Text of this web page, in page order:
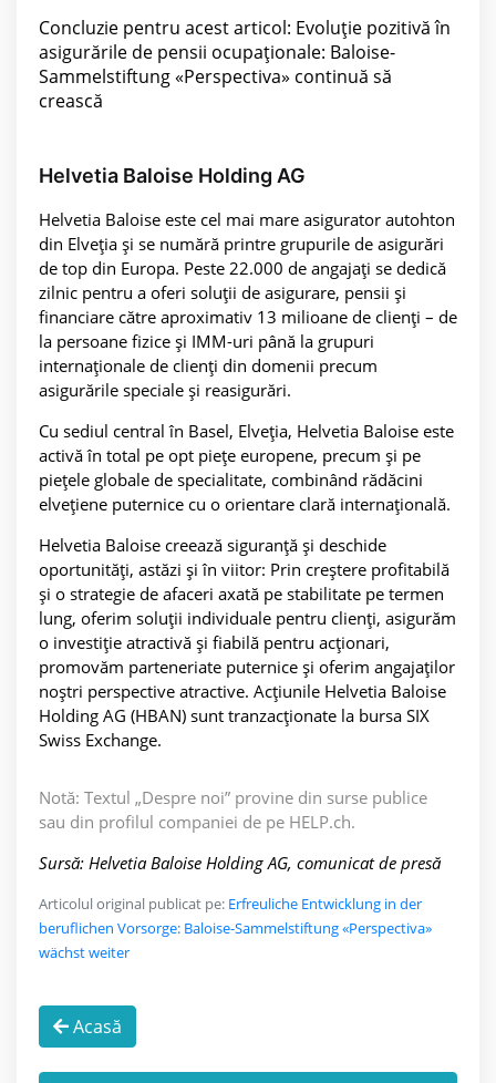
Concluzie pentru acest articol: Evoluție pozitivă în
asigurările de pensii ocupaționale: Baloise-
Sammelstiftung «Perspectiva» continuă să
crească
Helvetia Baloise Holding AG
Helvetia Baloise este cel mai mare asigurator autohton
din Elveția și se numără printre grupurile de asigurări
de top din Europa. Peste 22.000 de angajați se dedică
zilnic pentru a oferi soluții de asigurare, pensii și
financiare către aproximativ 13 milioane de clienți – de
la persoane fizice și IMM-uri până la grupuri
internaționale de clienți din domenii precum
asigurările speciale și reasigurări.
Cu sediul central în Basel, Elveția, Helvetia Baloise este
activă în total pe opt piețe europene, precum și pe
piețele globale de specialitate, combinând rădăcini
elvețiene puternice cu o orientare clară internațională.
Helvetia Baloise creează siguranță și deschide
oportunități, astăzi și în viitor: Prin creștere profitabilă
și o strategie de afaceri axată pe stabilitate pe termen
lung, oferim soluții individuale pentru clienți, asigurăm
o investiție atractivă și fiabilă pentru acționari,
promovăm parteneriate puternice și oferim angajaților
noștri perspective atractive. Acțiunile Helvetia Baloise
Holding AG (HBAN) sunt tranzacționate la bursa SIX
Swiss Exchange.
Notă: Textul „Despre noi” provine din surse publice
sau din profilul companiei de pe HELP.ch.
Sursă: Helvetia Baloise Holding AG, comunicat de presă
Articolul original publicat pe: Erfreuliche Entwicklung in der
beruflichen Vorsorge: Baloise-Sammelstiftung «Perspectiva»
wächst weiter
Acasă